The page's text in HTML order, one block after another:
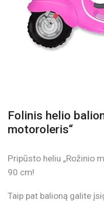
Folinis helio
motoroleris“
Pripūsto heliu „Rožinio
90 cm!
Taip pat balioną galite